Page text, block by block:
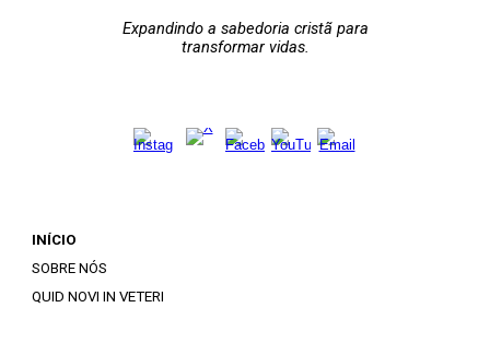
Expandindo a sabedoria cristã para
transformar vidas.
INÍCIO
SOBRE NÓS
QUID NOVI IN VETERI